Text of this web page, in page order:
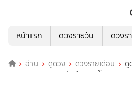
หน้าแรก
ดวงรายวัน ดวงร
อ่าน ดูดวง ดวงรายเดือน
ดู
มกราคม – 3 กุมภาพันธ์ 2566 โดย Lee Tai